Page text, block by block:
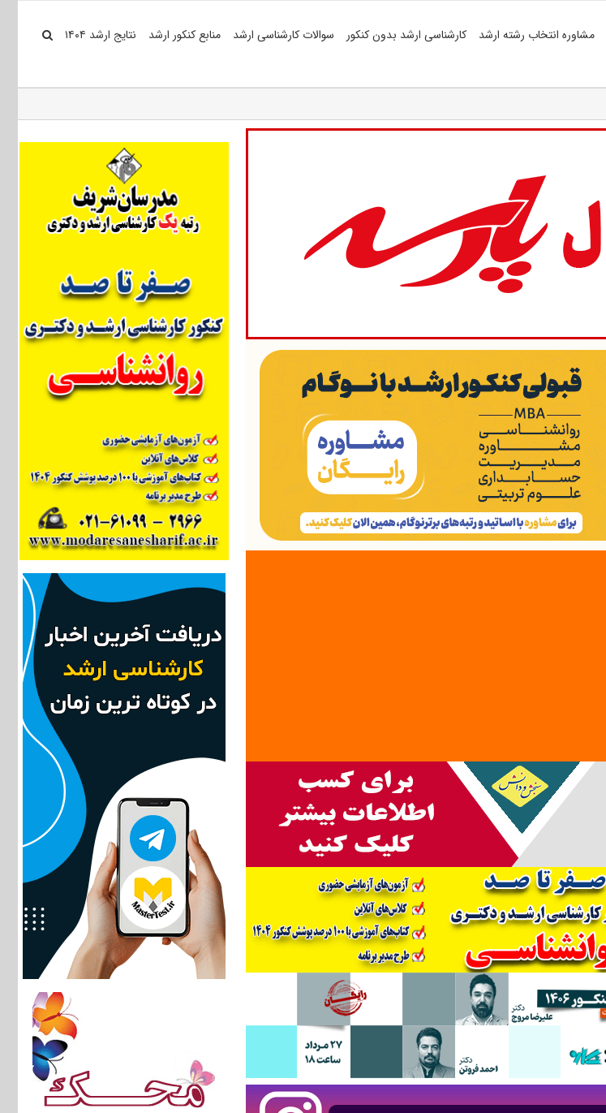
مشاوره انتخاب رشته ارشد کارشناسی ارشد بدون کنکور سوالات کارشناسی ارشد منابع کنکور ارشد نتایج ارشد ۱۴۰۴